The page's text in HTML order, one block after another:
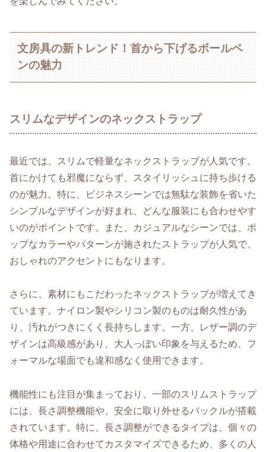
文房具の新トレンド！首から下げるボールペ
ンの魅力
スリムなデザインのネックストラップ
最近では、スリムで軽量なネックストラップが人気です。
首にかけても邪魔にならず、スタイリッシュに持ち歩ける
のが魅力。特に、ビジネスシーンでは無駄な装飾を省いた
シンプルなデザインが好まれ、どんな服装にも合わせやす
いのがポイントです。また、カジュアルなシーンでは、ポ
ップなカラーやパターンが施されたストラップが人気で、
おしゃれのアクセントにもなります。
さらに、素材にもこだわったネックストラップが増えてき
ています。ナイロン製やシリコン製のものは耐久性があ
り、汚れがつきにくく長持ちします。一方、レザー調のデ
ザインは高級感があり、大人っぽい印象を与えるため、フ
ォーマルな場面でも違和感なく使用できます。
機能性にも注目が集まっており、一部のスリムストラップ
には、長さ調整機能や、安全に取り外せるバックルが搭載
されています。特に、長さ調整ができるタイプは、個々の
体格や用途に合わせてカスタマイズできるため、多くの人